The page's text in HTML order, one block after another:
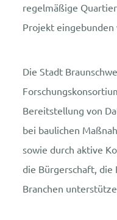
regelmäßige
Projekt eingebunden
Die Stadt
Bereitstellung von
bei baulichen
sowie durch aktive
die Bürgerschaft,
Branchen